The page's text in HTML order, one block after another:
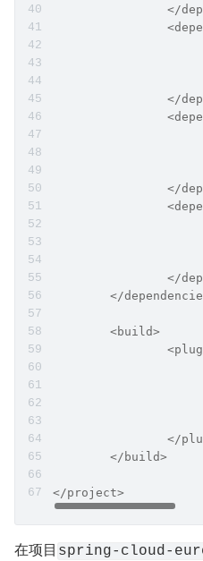
</
</
</
</
</
	<build>
</
	</build>
</project>
在项目 spring-cloud-